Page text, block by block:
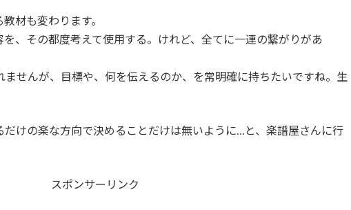
材も変わります。
を、その都度考えて使用する。けれど、全てに一連の繋がりがあ
ませんが、目標や、何を伝えるのか、を常明確に持ちたいですね。生
けの楽な方向で決めることだけは無いように…と、楽譜屋さんに行
スポンサーリンク